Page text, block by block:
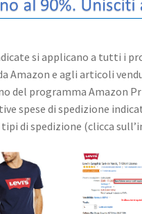
si applicano a tutti i
Amazon e agli articoli
programma Amazon
spese di spedizione
di spedizione (clicca